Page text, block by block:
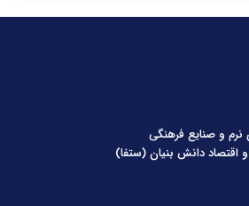
و صنایع فرهنگی
اقتصاد دانش بنیان (ستفا)